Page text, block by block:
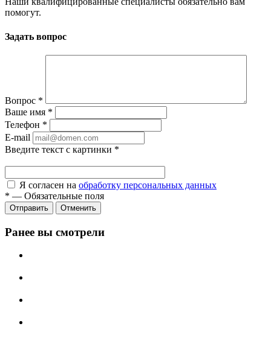
помогут.
Задать вопрос
Вопрос *
Ваше имя *
Телефон *
E-mail
Введите текст с картинки *
Я согласен на обработку персональных данных
* — Обязательные поля
Отправить Отменить
Ранее вы смотрели